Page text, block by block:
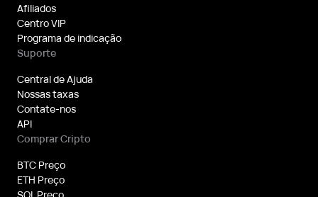
Afiliados
Centro VIP
Programa de indicação
Suporte
Central de Ajuda
Nossas taxas
Contate-nos
API
Comprar Cripto
BTC Preço
ETH Preço